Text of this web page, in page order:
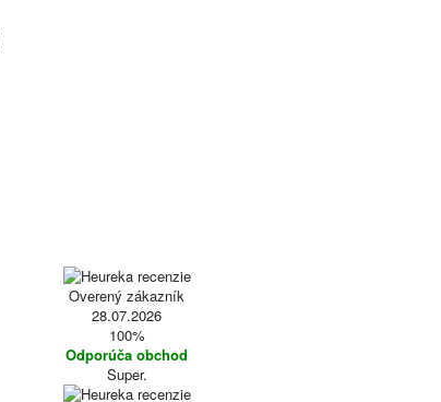
Overený zákazník
28.07.2026
100%
Odporúča obchod
Super.